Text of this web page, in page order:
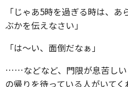
「じゃあ5時を過ぎる時は、
ぶかを伝えなさい」
「は～い、面倒だなぁ」
……などなど、門限が息苦し
の帰りを待っている人がいて